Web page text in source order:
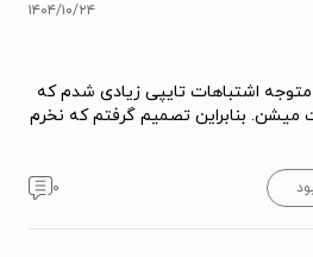
۱۴۰۴/۱۰/۲۴
اشتباهات تایپی زیادی شدم که
میشن. بنابراین تصمیم گرفتم که نخرم
۰